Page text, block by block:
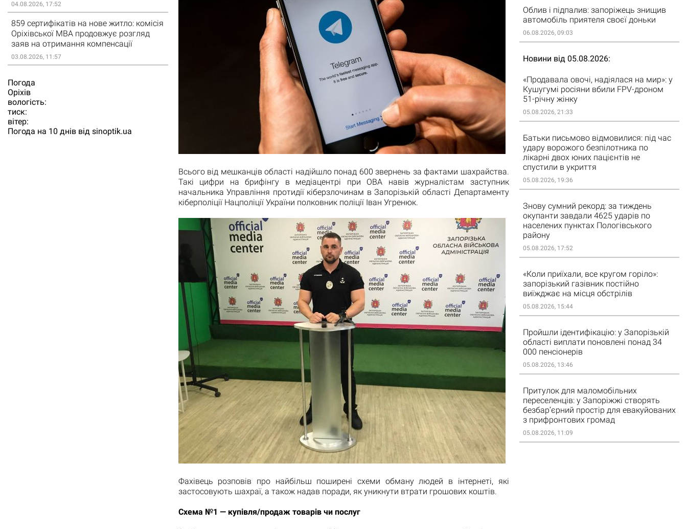
04.08.2026, 17:52
859 сертифікатів на нове житло: комісія
Оріхівської МВА продовжує розгляд
заяв на отримання компенсації
03.08.2026, 11:57
Погода
Орiхiв
вологість:
тиск:
вітер:
Погода на 10 днів від sinoptik.ua
Всього від мешканців області надійшло понад 600 звернень за фактами шахрайства.
Такі цифри на брифінгу в медіацентрі при ОВА навів журналістам заступник
начальника Управління протидії кіберзлочинам в Запорізькій області Департаменту
кіберполіції Нацполіції України полковник поліції Іван Угренюк.
Фахівець розповів про найбільш поширені схеми обману людей в інтернеті, які
застосовують шахраї, а також надав поради, як уникнути втрати грошових коштів.
Схема №1 — купівля/продаж товарів чи послуг
Облив і підпалив: запоріжець знищив
автомобіль приятеля своєї доньки
06.08.2026, 09:03
Новини від 05.08.2026
«Продавала овочі, надіялася на мир»: у
Кушугумі росіяни вбили FPV-дроном
51-річну жінку
05.08.2026, 21:33
Батьки письмово відмовилися: під час
удару ворожого безпілотника по
лікарні двох юних пацієнтів не
спустили в укриття
05.08.2026, 19:36
Знову сумний рекорд: за тиждень
окупанти завдали 4625 ударів по
населених пунктах Пологівського
району
05.08.2026, 17:52
«Коли приїхали, все кругом горіло»:
запорізький газівник постійно
виїжджає на місця обстрілів
05.08.2026, 15:44
Пройшли ідентифікацію: у Запорізькій
області виплати поновлені понад 34
000 пенсіонерів
05.08.2026, 13:46
Притулок для маломобільних
переселенців: у Запоріжжі створять
безбар’єрний простір для евакуйованих
з прифронтових громад
05.08.2026, 11:09